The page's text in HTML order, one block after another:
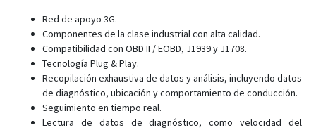
SAT-802
Red de apoyo 3G.
Componentes de la clase industrial con alta calidad.
Compatibilidad con OBD II / EOBD, J1939 y J1708.
Tecnología Plug & Play.
Recopilación exhaustiva de datos y análisis, incluyendo datos
de diagnóstico, ubicación y comportamiento de conducción.
Seguimiento en tiempo real.
Lectura de datos de diagnóstico, como velocidad del